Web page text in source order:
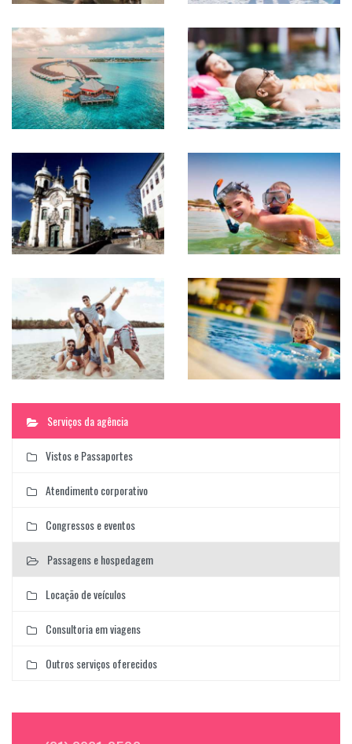
Serviços da agência
Vistos e Passaportes
Atendimento corporativo
Congressos e eventos
Passagens e hospedagem
Locação de veículos
Consultoria em viagens
Outros serviços oferecidos